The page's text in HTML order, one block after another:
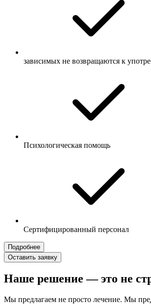
зависимых не возвращаются к
Психологическая помощь
Сертифицированный персонал
Подробнее
Оставить заявку
Наше решение — это не
Мы предлагаем не просто лечение. Мы